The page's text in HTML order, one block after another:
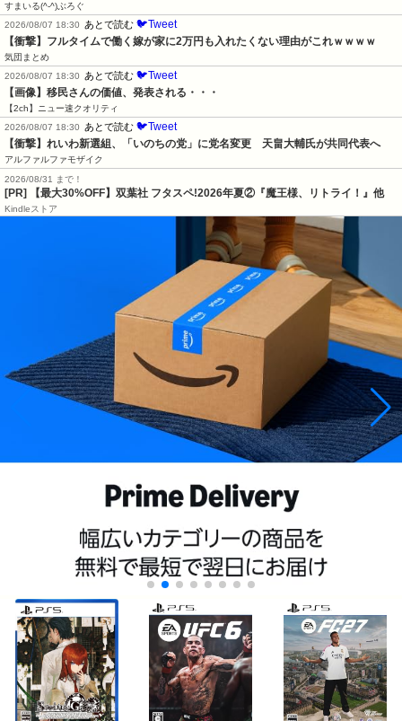
すまいる(^-^)ぶろぐ
2026/08/07 18:30
あとで読む 🐦Tweet
【衝撃】フルタイムで働く嫁が家に2万円も入れたくない理由がこれｗｗｗｗ
気団まとめ
2026/08/07 18:30
あとで読む 🐦Tweet
【画像】移民さんの価値、発表される・・・
【2ch】ニュー速クオリティ
2026/08/07 18:30
あとで読む 🐦Tweet
【衝撃】れいわ新選組、「いのちの党」に党名変更　天畠大輔氏が共同代表へ
アルファルファモザイク
2026/08/31 まで！
[PR] 【最大30%OFF】双葉社 フタスペ!2026年夏②『魔王様、リトライ！』他
Kindleストア